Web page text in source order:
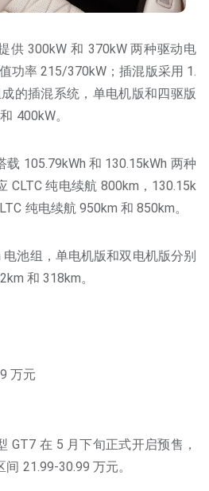
供 300kW 和 370kW 两种驱动电
功率 215/370kW；插混版采用 1.
的插混系统，单电机版和四驱版
400kW。
105.79kWh 和 130.15kWh 两种
CLTC 纯电续航 800km，130.15k
纯电续航 950km 和 850km。
池组，单电机版和双电机版分别
和 318km。
万元
GT7 在 5 月下旬正式开启预售，
21.99-30.99 万元。